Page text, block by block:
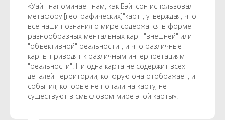
«Уайт напоминает нам, как Бэйтсон использовал
метафору [географических]"карт", утверждая, что
все наши познания о мире содержатся в форме
разнообразных ментальных карт "внешней" или
"объективной" реальности", и что различные
карты приводят к различным интерпретациям
"реальности". Ни одна карта не содержит всех
деталей территории, которую она отображает, и
события, которые не попали на карту, не
существуют в смысловом мире этой карты».